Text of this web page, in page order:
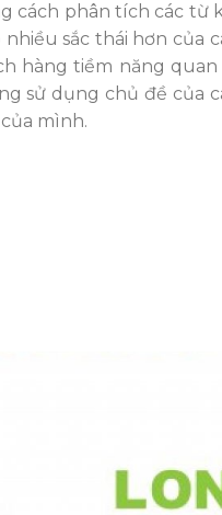
cách phân tích các
sắc thái hơn
hàng tiềm năng
sử dụng chủ đề của
mình.